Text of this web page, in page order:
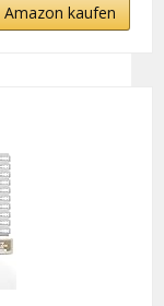
Amazon kaufen